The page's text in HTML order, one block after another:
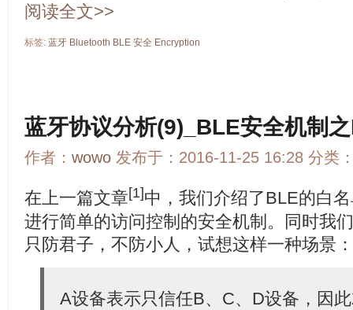
阅读全文>>
标签: 蓝牙 Bluetooth BLE 安全 Encryption
蓝牙协议分析(9)_BLE安全机制
作者： wowo 发布于：2016-11-25 16:28 分类
在上一篇文章[1]中，我们介绍了BLE的白
进行简单的访问控制的安全机制。同时我
只防君子，不防小人，试想这样一种场景：
A设备表示只信任B、C、D设备，因